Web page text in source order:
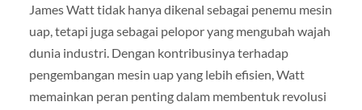
James Watt tidak hanya dikenal sebagai penemu mesin
uap, tetapi juga sebagai pelopor yang mengubah wajah
dunia industri. Dengan kontribusinya terhadap
pengembangan mesin uap yang lebih efisien, Watt
memainkan peran penting dalam membentuk revolusi